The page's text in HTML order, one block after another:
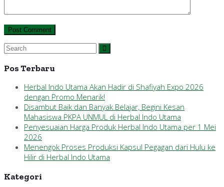
Pos Terbaru
Herbal Indo Utama Akan Hadir di Shafiyah Expo 2026
dengan Promo Menarik!
Disambut Baik dan Banyak Belajar, Begini Kesan
Mahasiswa PKPA UNMUL di Herbal Indo Utama
Penyesuaian Harga Produk Herbal Indo Utama per 1 Mei
2026
Menengok Proses Produksi Kapsul Pegagan dari Hulu ke
Hilir di Herbal Indo Utama
Kategori